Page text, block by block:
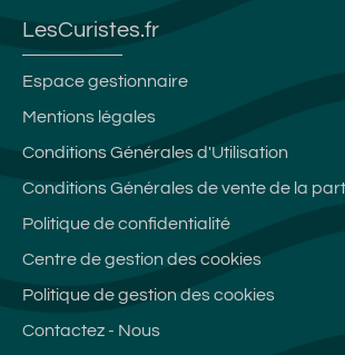
LesCuristes.fr
Espace gestionnaire
Mentions légales
Conditions Générales d'Utilisation
Conditions Générales de vente de la
Politique de confidentialité
Centre de gestion des cookies
Politique de gestion des cookies
Contactez - Nous